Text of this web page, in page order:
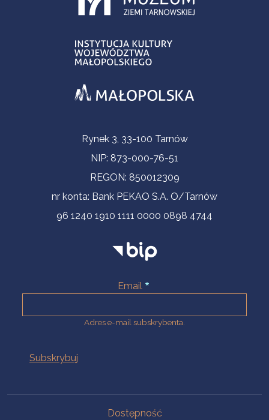
Informacje kontaktoweRynek 3, 33-100 Tarnów
NIP: 873-000-76-51
REGON: 850012309
nr konta: Bank PEKAO S.A. O/Tarnów
96 1240 1910 1111 0000 0898 4744
Email
Adres e-mail subskrybenta.
Dostępność